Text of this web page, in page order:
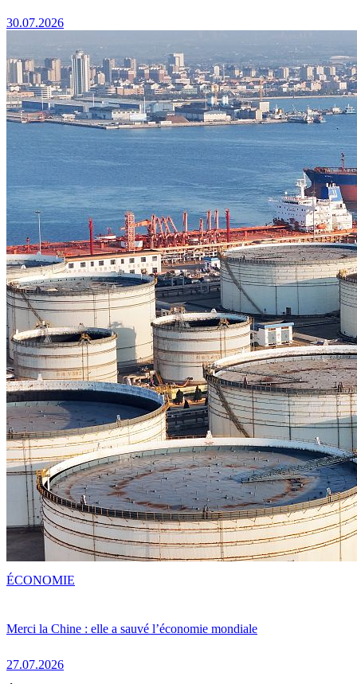
30.07.2026
Merci la Chine : elle a sauvé l’économie mondiale
27.07.2026
ÉCONOMIE